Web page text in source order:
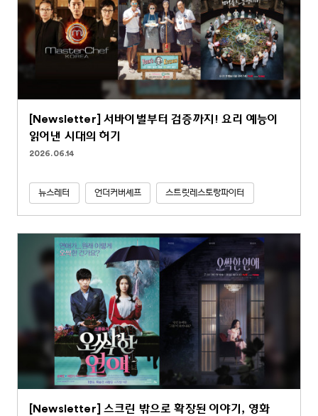
[Newsletter] 서바이벌부터 검증까지! 요리 예능이
읽어낸 시대의 허기
2026.06.14
뉴스레터 언더커버셰프 스트릿레스토랑파이터
[Newsletter] 스크린 밖으로 확장된 이야기, 영화